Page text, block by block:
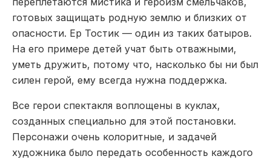
готовых защищать родную землю и близких от
опасности. Ер Тостик — один из таких батыров.
На его примере детей учат быть отважными,
уметь дружить, потому что, насколько бы ни был
силен герой, ему всегда нужна поддержка.
Все герои спектакля воплощены в куклах,
созданных специально для этой постановки.
Персонажи очень колоритные, и задачей
художника было передать особенность каждого